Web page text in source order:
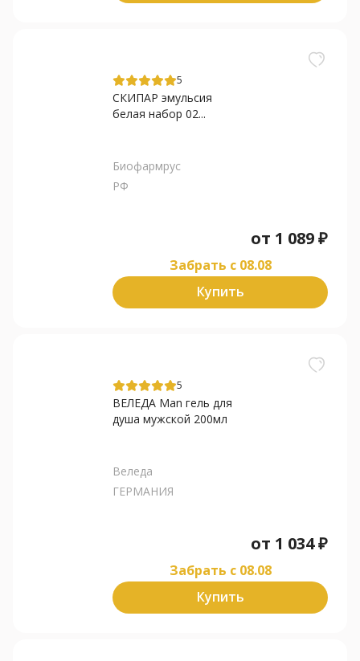
5
СКИПАР эмульсия
белая набор 02...
Биофармрус
РФ
от 1 089₽
Забрать c 08.08
Купить
5
ВЕЛЕДА Man гель для
душа мужской 200мл
Веледа
ГЕРМАНИЯ
от 1 034₽
Забрать c 08.08
Купить